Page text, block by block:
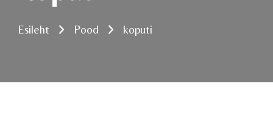
Esileht Pood koputi